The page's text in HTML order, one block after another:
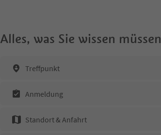
Alles, was Sie wissen müssen
Treffpunkt
Anmeldung
Standort & Anfahrt